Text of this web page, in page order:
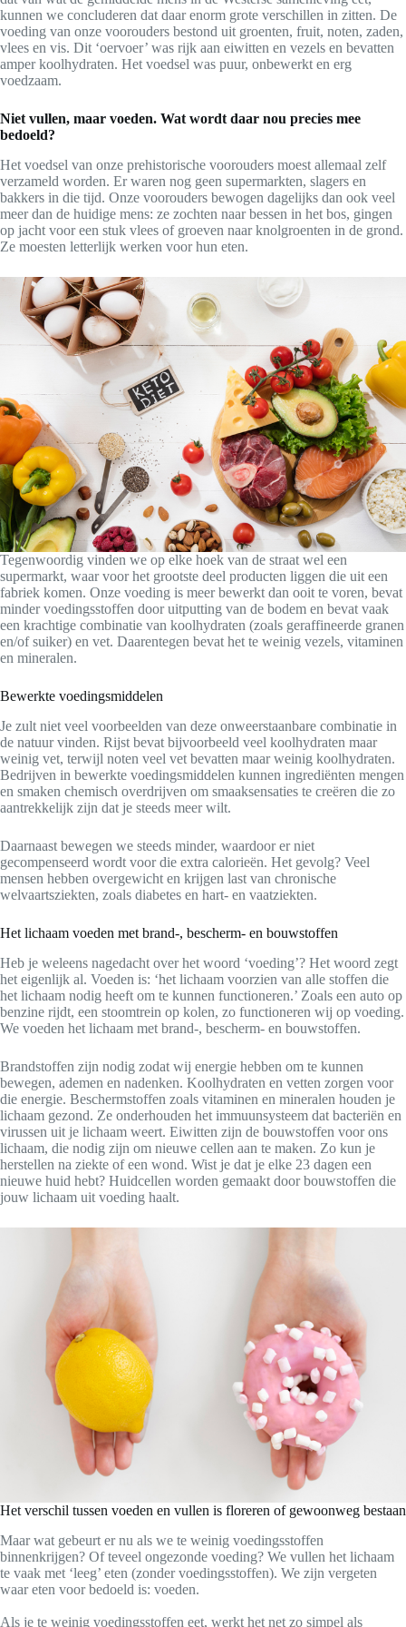
kunnen we concluderen dat daar enorm grote verschillen in zitten. De
voeding van onze voorouders bestond uit groenten, fruit, noten, zaden,
vlees en vis. Dit ‘oervoer’ was rijk aan eiwitten en vezels en bevatten
amper koolhydraten. Het voedsel was puur, onbewerkt en erg
voedzaam.
Niet vullen, maar voeden. Wat wordt daar nou precies mee
bedoeld?
Het voedsel van onze prehistorische voorouders moest allemaal zelf
verzameld worden. Er waren nog geen supermarkten, slagers en
bakkers in die tijd. Onze voorouders bewogen dagelijks dan ook veel
meer dan de huidige mens: ze zochten naar bessen in het bos, gingen
op jacht voor een stuk vlees of groeven naar knolgroenten in de grond.
Ze moesten letterlijk werken voor hun eten.
Tegenwoordig vinden we op elke hoek van de straat wel een
supermarkt, waar voor het grootste deel producten liggen die uit een
fabriek komen. Onze voeding is meer bewerkt dan ooit te voren, bevat
minder voedingsstoffen door uitputting van de bodem en bevat vaak
een krachtige combinatie van koolhydraten (zoals geraffineerde granen
en/of suiker) en vet. Daarentegen bevat het te weinig vezels, vitaminen
en mineralen.
Bewerkte voedingsmiddelen
Je zult niet veel voorbeelden van deze onweerstaanbare combinatie in
de natuur vinden. Rijst bevat bijvoorbeeld veel koolhydraten maar
weinig vet, terwijl noten veel vet bevatten maar weinig koolhydraten.
Bedrijven in bewerkte voedingsmiddelen kunnen ingrediënten mengen
en smaken chemisch overdrijven om smaaksensaties te creëren die zo
aantrekkelijk zijn dat je steeds meer wilt.
Daarnaast bewegen we steeds minder, waardoor er niet
gecompenseerd wordt voor die extra calorieën. Het gevolg? Veel
mensen hebben overgewicht en krijgen last van chronische
welvaartsziekten, zoals diabetes en hart- en vaatziekten.
Het lichaam voeden met brand-, bescherm- en bouwstoffen
Heb je weleens nagedacht over het woord ‘voeding’? Het woord zegt
het eigenlijk al. Voeden is: ‘het lichaam voorzien van alle stoffen die
het lichaam nodig heeft om te kunnen functioneren.’ Zoals een auto op
benzine rijdt, een stoomtrein op kolen, zo functioneren wij op voeding.
We voeden het lichaam met brand-, bescherm- en bouwstoffen.
Brandstoffen zijn nodig zodat wij energie hebben om te kunnen
bewegen, ademen en nadenken. Koolhydraten en vetten zorgen voor
die energie. Beschermstoffen zoals vitaminen en mineralen houden je
lichaam gezond. Ze onderhouden het immuunsysteem dat bacteriën en
virussen uit je lichaam weert. Eiwitten zijn de bouwstoffen voor ons
lichaam, die nodig zijn om nieuwe cellen aan te maken. Zo kun je
herstellen na ziekte of een wond. Wist je dat je elke 23 dagen een
nieuwe huid hebt? Huidcellen worden gemaakt door bouwstoffen die
jouw lichaam uit voeding haalt.
Het verschil tussen voeden en vullen is floreren of gewoonweg bestaan
Maar wat gebeurt er nu als we te weinig voedingsstoffen
binnenkrijgen? Of teveel ongezonde voeding? We vullen het lichaam
te vaak met ‘leeg’ eten (zonder voedingsstoffen). We zijn vergeten
waar eten voor bedoeld is: voeden.
Als je te weinig voedingsstoffen eet, werkt het net zo simpel als